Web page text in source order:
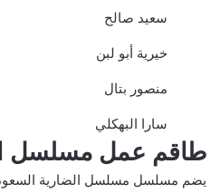
سعيد صالح
خيرية أبو لبن
منصور بتال
سارا البهكلي
طاقم عمل مسلسل